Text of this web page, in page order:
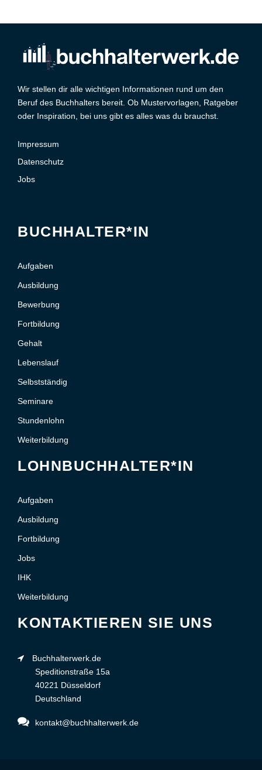
Wir stellen dir alle wichtigen Informationen rund um den
Beruf des Buchhalters bereit. Ob Mustervorlagen, Ratgeber
oder Inspiration, bei uns gibt es alles was du brauchst.
Impressum
Datenschutz
Jobs
BUCHHALTER*IN
Aufgaben
Ausbildung
Bewerbung
Fortbildung
Gehalt
Lebenslauf
Selbstständig
Seminare
Stundenlohn
Weiterbildung
LOHNBUCHHALTER*IN
Aufgaben
Ausbildung
Fortbildung
Jobs
IHK
Weiterbildung
KONTAKTIEREN SIE UNS
Buchhalterwerk.de
Speditionstraße 15a
40221 Düsseldorf
Deutschland
kontakt@buchhalterwerk.de